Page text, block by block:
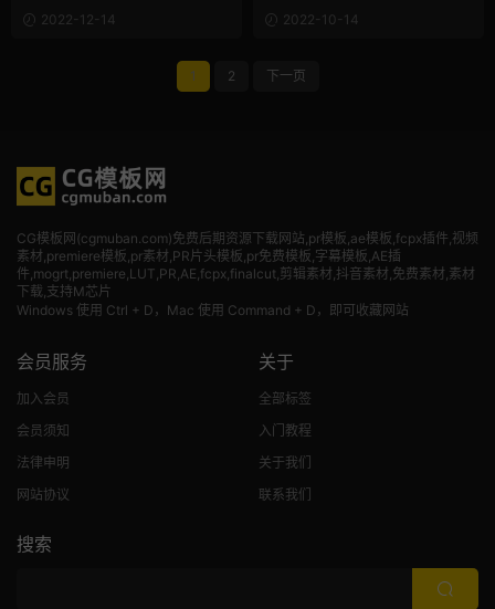
2022-12-14 2022-10-14
1 2 下一页
CG模板网(cgmuban.com)免费后期资源下载网站,pr模板,ae模板,fcpx插件,视频
素材,premiere模板,pr素材,PR片头模板,pr免费模板,字幕模板,AE插
件,mogrt,premiere,LUT,PR,AE,fcpx,finalcut,剪辑素材,抖音素材,免费素材,素材
下载,支持M芯片
Windows 使用 Ctrl + D，Mac 使用 Command + D，即可收藏网站
会员服务
加入会员
会员须知
法律申明
网站协议
关于
全部标签
入门教程
关于我们
联系我们
搜索